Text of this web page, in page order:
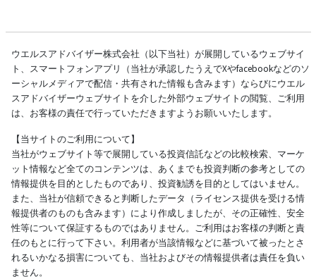
ウエルスアドバイザー株式会社（以下当社）が展開しているウェブサイ
ト、スマートフォンアプリ（当社が承認したうえでXやfacebookなどのソ
ーシャルメディアで配信・共有された情報も含みます）ならびにウエル
スアドバイザーウェブサイトを介した外部ウェブサイトの閲覧、ご利用
は、お客様の責任で行っていただきますようお願いいたします。
【当サイトのご利用について】
当社がウェブサイト等で展開している投資信託などの比較検索、マーケ
ット情報など全てのコンテンツは、あくまでも投資判断の参考としての
情報提供を目的としたものであり、投資勧誘を目的としてはいません。
また、当社が信頼できると判断したデータ（ライセンス提供を受ける情
報提供者のものも含みます）により作成しましたが、その正確性、安全
性等について保証するものではありません。ご利用はお客様の判断と責
任のもとに行って下さい。利用者が当該情報などに基づいて被ったとさ
れるいかなる損害についても、当社およびその情報提供者は責任を負い
ません。